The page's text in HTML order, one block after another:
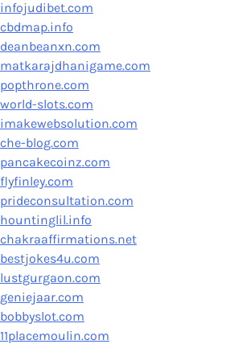
infojudibet.com
cbdmap.info
deanbeanxn.com
matkarajdhanigame.com
popthrone.com
world-slots.com
imakewebsolution.com
che-blog.com
pancakecoinz.com
flyfinley.com
prideconsultation.com
hountinglil.info
chakraaffirmations.net
bestjokes4u.com
lustgurgaon.com
geniejaar.com
bobbyslot.com
11placemoulin.com